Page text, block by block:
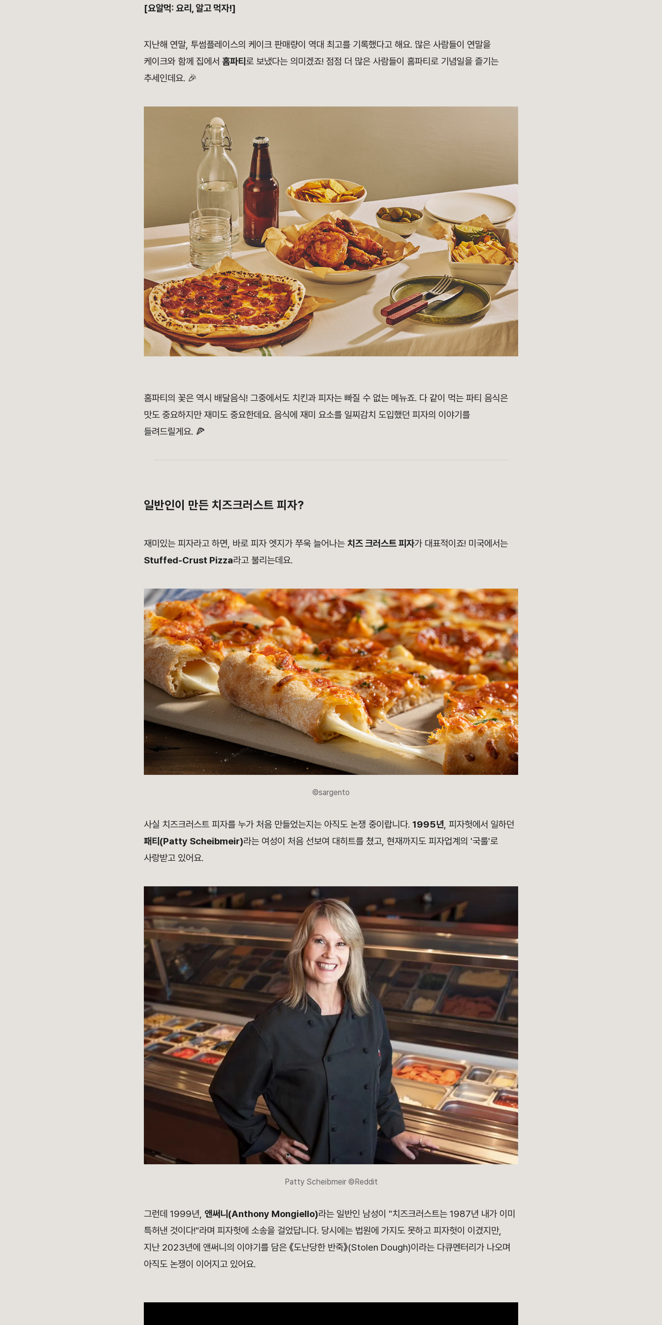
[요알먹: 요리, 알고 먹자!]
지난해 연말, 투썸플레이스의 케이크 판매량이 역대 최고를 기록했다고 해요. 많은 사람들이 연말을
케이크와 함께 집에서 홈파티 로 보냈다는 의미겠죠! 점점 더 많은 사람들이 홈파티로 기념일을 즐기는
추세인데요. 🎉
홈파티의 꽃은 역시 배달음식! 그중에서도 치킨과 피자는 빠질 수 없는 메뉴죠. 다 같이 먹는 파티 음식은
맛도 중요하지만 재미도 중요한데요. 음식에 재미 요소를 일찌감치 도입했던 피자의 이야기를
들려드릴게요. 🍕
일반인이 만든 치즈크러스트 피자?
재미있는 피자라고 하면, 바로 피자 엣지가 쭈욱 늘어나는 치즈 크러스트 피자가 대표적이죠! 미국에서는
Stuffed-Crust Pizza라고 불리는데요.
©sargento
사실 치즈크러스트 피자를 누가 처음 만들었는지는 아직도 논쟁 중이랍니다. 1995년, 피자헛에서 일하던
패티(Patty Scheibmeir)라는 여성이 처음 선보여 대히트를 쳤고, 현재까지도 피자업계의 '국룰'로
사랑받고 있어요.
Patty Scheibmeir ©Reddit
그런데 1999년, 앤써니(Anthony Mongiello)라는 일반인 남성이 "치즈크러스트는 1987년 내가 이미
특허낸 것이다!"라며 피자헛에 소송을 걸었답니다. 당시에는 법원에 가지도 못하고 피자헛이 이겼지만,
지난 2023년에 앤써니의 이야기를 담은 《도난당한 반죽》(Stolen Dough)이라는 다큐멘터리가 나오며
아직도 논쟁이 이어지고 있어요.